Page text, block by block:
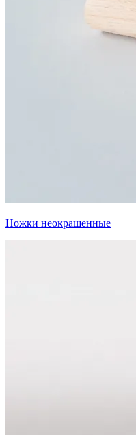
Ножки неокрашенные